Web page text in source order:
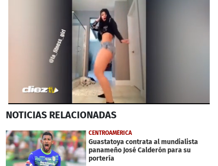
seconds
58
seconds
NOTICIAS RELACIONADAS
CENTROAMÉRICA
Guastatoya contrata al mundialista
panameño José Calderón para su
portería